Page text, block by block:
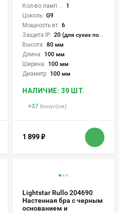
1
Цоколь: G9
Мощность вт: 6
Защита IP: 20 (для сухих пом.)
Высота: 80 мм
Длина: 100 мм
Ширина: 100 мм
Диаметр: 100 мм
НАЛИЧИЕ: 39 ШТ.
+37 бонус(ов)
1 899 ₽
Lightstar Rullo 204690
Настенная бра с черным
основанием и